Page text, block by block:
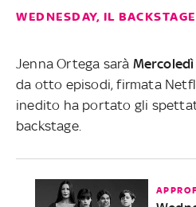
WEDNESDAY, IL
Jenna Ortega sarà Mercoledì
da otto episodi, firmata
inedito ha portato gli
backstage.